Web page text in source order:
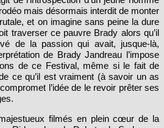
mais désormais interdit de monter
et on imagine sans peine la dure
traverser ce pauvre Brady alors qu’il
de la passion qui avait, jusque-là,
de Brady Jandreau l’impose
de ce Festival, même si le fait de
ce qu’il est vraiment (à savoir un as
l’idée de le revoir prêter ses
filmés en plein cœur de la